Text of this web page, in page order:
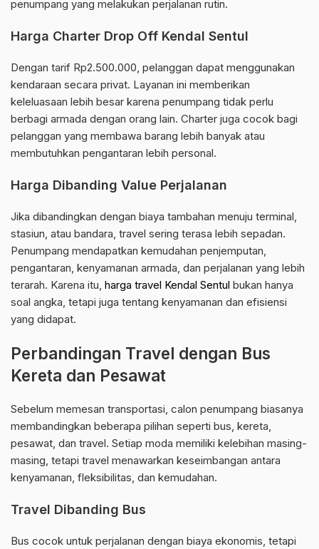
penumpang yang melakukan perjalanan rutin.
Harga Charter Drop Off Kendal Sentul
Dengan tarif Rp2.500.000, pelanggan dapat menggunakan
kendaraan secara privat. Layanan ini memberikan
keleluasaan lebih besar karena penumpang tidak perlu
berbagi armada dengan orang lain. Charter juga cocok bagi
pelanggan yang membawa barang lebih banyak atau
membutuhkan pengantaran lebih personal.
Harga Dibanding Value Perjalanan
Jika dibandingkan dengan biaya tambahan menuju terminal,
stasiun, atau bandara, travel sering terasa lebih sepadan.
Penumpang mendapatkan kemudahan penjemputan,
pengantaran, kenyamanan armada, dan perjalanan yang lebih
terarah. Karena itu, harga travel Kendal Sentul bukan hanya
soal angka, tetapi juga tentang kenyamanan dan efisiensi
yang didapat.
Perbandingan Travel dengan Bus
Kereta dan Pesawat
Sebelum memesan transportasi, calon penumpang biasanya
membandingkan beberapa pilihan seperti bus, kereta,
pesawat, dan travel. Setiap moda memiliki kelebihan masing-
masing, tetapi travel menawarkan keseimbangan antara
kenyamanan, fleksibilitas, dan kemudahan.
Travel Dibanding Bus
Bus cocok untuk perjalanan dengan biaya ekonomis, tetapi